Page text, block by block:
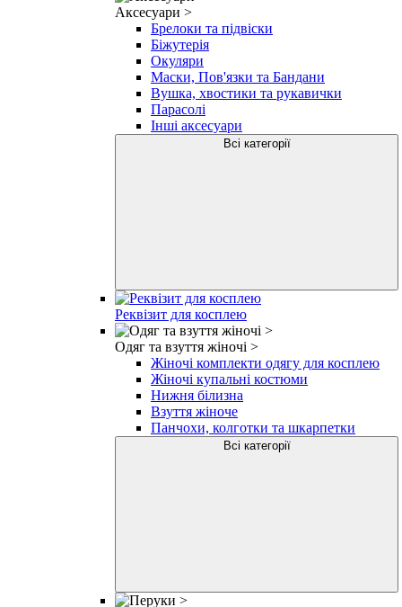
Аксесуари >
Брелоки та підвіски
Біжутерія
Окуляри
Маски, Пов'язки та Бандани
Вушка, хвостики та рукавички
Парасолі
Інші аксесуари
Всі категорії
Реквізит для косплею
Одяг та взуття жіночі >
Жіночі комплекти одягу для косплею
Жіночі купальні костюми
Нижня білизна
Взуття жіноче
Панчохи, колготки та шкарпетки
Всі категорії